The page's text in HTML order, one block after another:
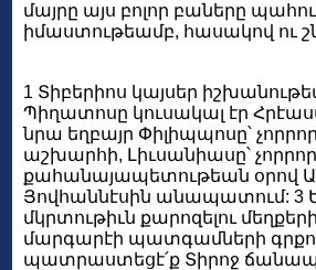
մայրը այս բոլոր բաները
իմաստութեամբ, հասակով ու
1 Տիբերիոս կայսեր
Պիղատոսը կուսակալ էր
նրա եղբայր Փիլիպպոսը՝
աշխարհի, Լիւսանիասը՝
քահանայապետութեան օրով
Յովհաննէսին անապատում: 3
մկրտութիւն քարոզելու
մարգարէի պատգամների
պատրաստեցէ՛ք Տիրոջ